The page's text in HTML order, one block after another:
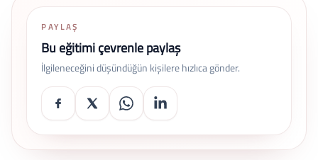
PAYLAŞ
Bu eğitimi çevrenle paylaş
İlgileneceğini düşündüğün kişilere hızlıca gönder.